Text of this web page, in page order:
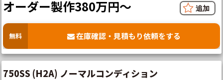
オーダー製作380万円～
無料 在庫確認・見積もり依頼をする
750SS (H2A) ノーマルコンディション